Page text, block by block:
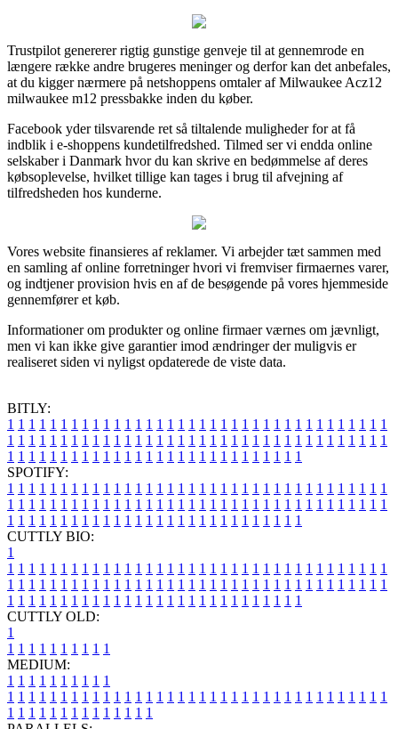
Trustpilot genererer rigtig gunstige genveje til at gennemrode en
længere række andre brugeres meninger og derfor kan det anbefales,
at du kigger nærmere på netshoppens omtaler af Milwaukee Acz12
milwaukee m12 pressbakke inden du køber.
Facebook yder tilsvarende ret så tiltalende muligheder for at få
indblik i e-shoppens kundetilfredshed. Tilmed ser vi endda online
selskaber i Danmark hvor du kan skrive en bedømmelse af deres
købsoplevelse, hvilket tillige kan tages i brug til afvejning af
tilfredsheden hos kunderne.
Vores website finansieres af reklamer. Vi arbejder tæt sammen med
en samling af online forretninger hvori vi fremviser firmaernes varer,
og indtjener provision hvis en af de besøgende på vores hjemmeside
gennemfører et køb.
Informationer om produkter og online firmaer værnes om jævnligt,
men vi kan ikke give garantier imod ændringer der muligvis er
realiseret siden vi nyligst opdaterede de viste data.
BITLY:
1 1 1 1 1 1 1 1 1 1 1 1 1 1 1 1 1 1 1 1 1 1 1 1 1 1 1 1 1 1 1 1 1 1 1 1
1 1 1 1 1 1 1 1 1 1 1 1 1 1 1 1 1 1 1 1 1 1 1 1 1 1 1 1 1 1 1 1 1 1 1 1
1 1 1 1 1 1 1 1 1 1 1 1 1 1 1 1 1 1 1 1 1 1 1 1 1 1 1 1
SPOTIFY:
1 1 1 1 1 1 1 1 1 1 1 1 1 1 1 1 1 1 1 1 1 1 1 1 1 1 1 1 1 1 1 1 1 1 1 1
1 1 1 1 1 1 1 1 1 1 1 1 1 1 1 1 1 1 1 1 1 1 1 1 1 1 1 1 1 1 1 1 1 1 1 1
1 1 1 1 1 1 1 1 1 1 1 1 1 1 1 1 1 1 1 1 1 1 1 1 1 1 1 1
CUTTLY BIO:
1
1 1 1 1 1 1 1 1 1 1 1 1 1 1 1 1 1 1 1 1 1 1 1 1 1 1 1 1 1 1 1 1 1 1 1 1
1 1 1 1 1 1 1 1 1 1 1 1 1 1 1 1 1 1 1 1 1 1 1 1 1 1 1 1 1 1 1 1 1 1 1 1
1 1 1 1 1 1 1 1 1 1 1 1 1 1 1 1 1 1 1 1 1 1 1 1 1 1 1 1
CUTTLY OLD:
1
1 1 1 1 1 1 1 1 1 1
MEDIUM:
1 1 1 1 1 1 1 1 1 1
1 1 1 1 1 1 1 1 1 1 1 1 1 1 1 1 1 1 1 1 1 1 1 1 1 1 1 1 1 1 1 1 1 1 1 1
1 1 1 1 1 1 1 1 1 1 1 1 1 1